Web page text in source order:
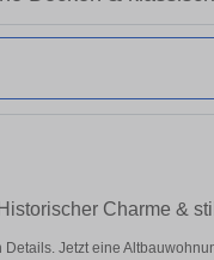
Charme &
Jetzt eine